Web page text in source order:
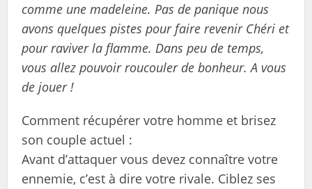
comme une madeleine. Pas de panique nous
avons quelques pistes pour faire revenir Chéri et
pour raviver la flamme. Dans peu de temps,
vous allez pouvoir roucouler de bonheur. A vous
de jouer !
Comment récupérer votre homme et brisez
son couple actuel :
Avant d’attaquer vous devez connaître votre
ennemie, c’est à dire votre rivale. Ciblez ses